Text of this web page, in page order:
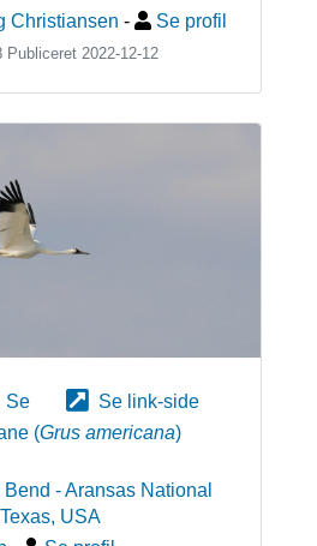
Christiansen - Se profil
Publiceret 2022-12-12
Se
Se link-side
(Grus americana)
- Aransas National
, USA